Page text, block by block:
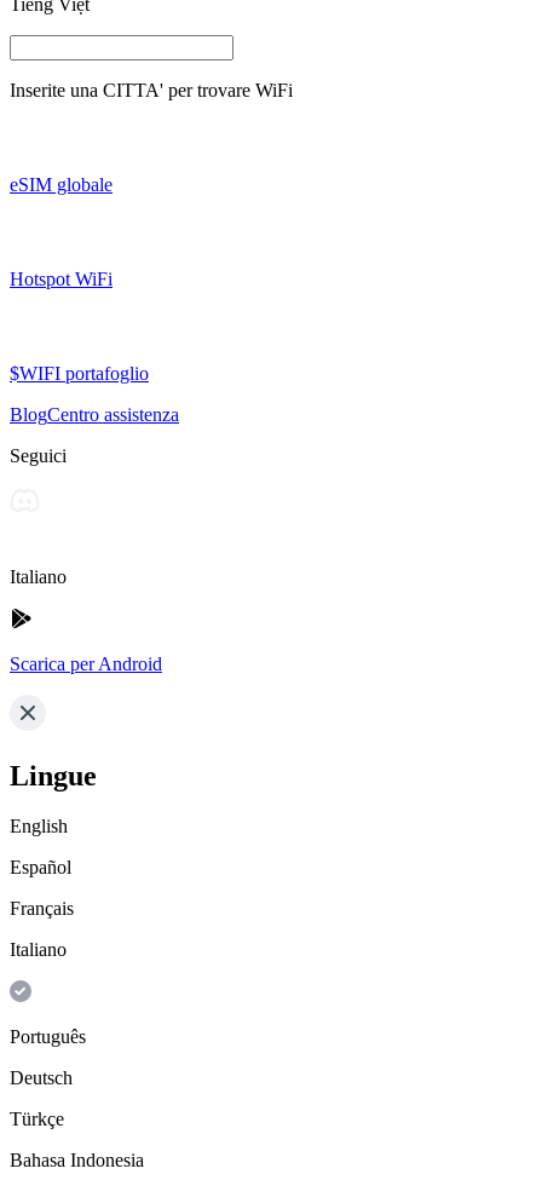
Inserite una CITTA' per trovare WiFi
eSIM globale
Hotspot WiFi
$WIFI portafoglio
BlogCentro assistenza
Seguici
Italiano
Scarica per Android
Lingue
English
Español
Français
Italiano
Português
Deutsch
Türkçe
Bahasa Indonesia